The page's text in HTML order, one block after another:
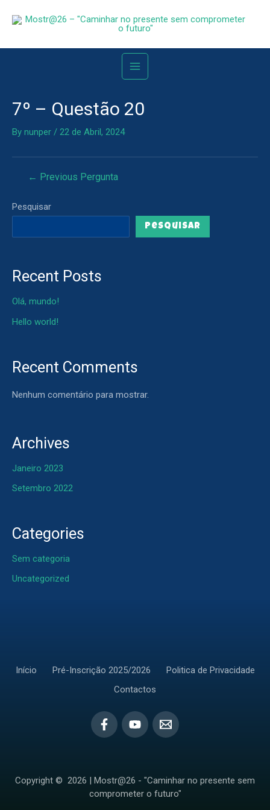
7º – Questão 20
By nunper / 22 de Abril, 2024
← Previous Pergunta
Pesquisar
Pesquisar
Recent Posts
Olá, mundo!
Hello world!
Recent Comments
Nenhum comentário para mostrar.
Archives
Janeiro 2023
Setembro 2022
Categories
Sem categoria
Uncategorized
Início Pré-Inscrição 2025/2026
Politica de Privacidade
Contactos
Copyright © 2026 | Mostr@26 - "Caminhar no presente sem
comprometer o futuro"